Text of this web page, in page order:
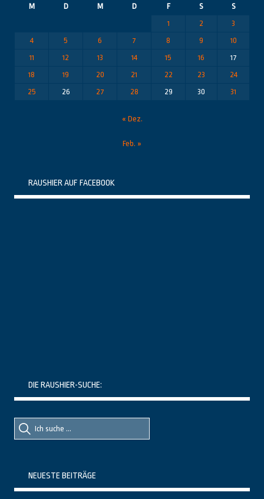
M
D M D F S
S
1
2
3
4
5 6 7 8 9
10
11
12 13 14 15 16
17
18
19 20 21 22 23
24
25
26 27 28 29 30 31
« Dez.
Feb. »
RAUSHIER AUF FACEBOOK
DIE RAUSHIER-SUCHE:
Suche
nach::
Suche
nach:
NEUESTE BEITRÄGE